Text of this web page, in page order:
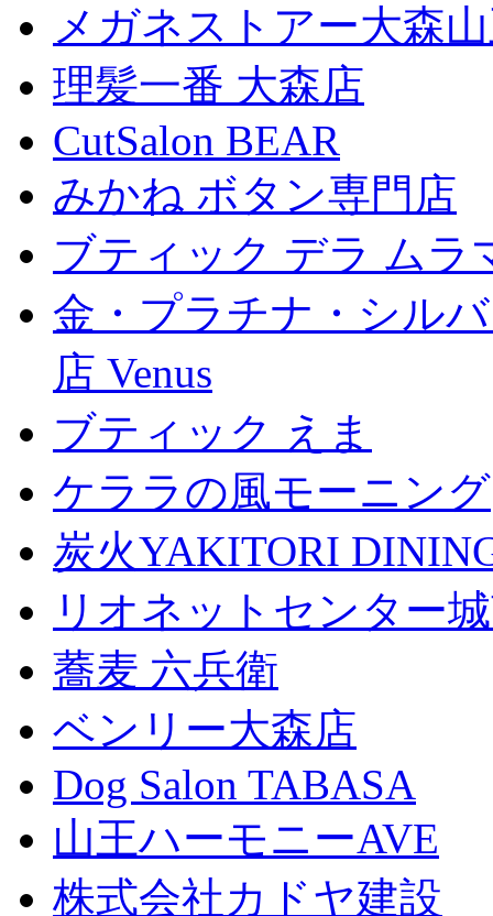
メガネストアー大森
理髪一番 大森店
CutSalon BEAR
みかね ボタン専門店
ブティック デラ ムラ
金・プラチナ・シル
店 Venus
ブティック えま
ケララの風モーニング
炭火YAKITORI
リオネットセンター
蕎麦 六兵衛
ベンリー大森店
Dog Salon TABASA
山王ハーモニーAVE
株式会社カドヤ建設